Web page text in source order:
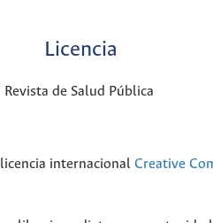
Licencia
de Salud Pública
internacional Creative